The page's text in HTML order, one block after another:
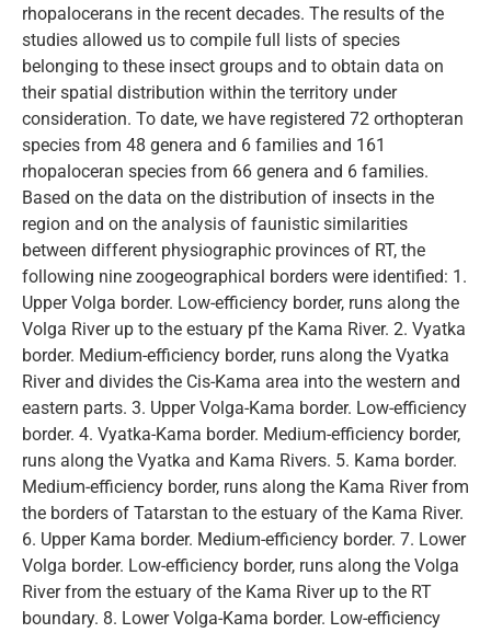
rhopalocerans in the recent decades. The results of the
studies allowed us to compile full lists of species
belonging to these insect groups and to obtain data on
their spatial distribution within the territory under
consideration. To date, we have registered 72 orthopteran
species from 48 genera and 6 families and 161
rhopaloceran species from 66 genera and 6 families.
Based on the data on the distribution of insects in the
region and on the analysis of faunistic similarities
between different physiographic provinces of RT, the
following nine zoogeographical borders were identified: 1.
Upper Volga border. Low-efficiency border, runs along the
Volga River up to the estuary pf the Kama River. 2. Vyatka
border. Medium-efficiency border, runs along the Vyatka
River and divides the Cis-Kama area into the western and
eastern parts. 3. Upper Volga-Kama border. Low-efficiency
border. 4. Vyatka-Kama border. Medium-efficiency border,
runs along the Vyatka and Kama Rivers. 5. Kama border.
Medium-efficiency border, runs along the Kama River from
the borders of Tatarstan to the estuary of the Kama River.
6. Upper Kama border. Medium-efficiency border. 7. Lower
Volga border. Low-efficiency border, runs along the Volga
River from the estuary of the Kama River up to the RT
boundary. 8. Lower Volga-Kama border. Low-efficiency